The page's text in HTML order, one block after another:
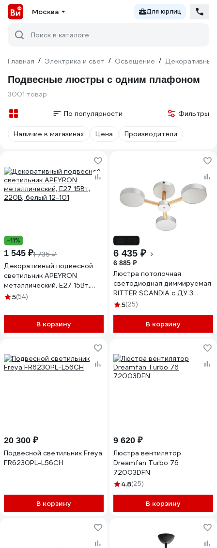
Москва Для юрлиц
Поиск в каталоге
Главная / Электрика и свет / Освещение / Декоративный
Подвесные люстры с одним плафоном
3001 товар
По популярности Фильтры
Наличие в магазинах Цена Производители
-11%
1 545 ₽1 735 ₽
Декоративный подвесной
светильник APEYRON
металлический, Е27 15Вт,
220В, белый 12-101
5(54)
В корзину
6 435 ₽
6 885 ₽
Люстра потолочная
светодиодная диммируемая
RITTER SCANDIA с ДУ 3
режима 520x170 45Вт
белый/дерево 51589 4
5(25)
В корзину
20 300 ₽
Подвесной светильник Freya
FR6230PL-L56CH
В корзину
9 620 ₽
Люстра вентилятор
Dreamfan Turbo 76
72003DFN
4.8(25)
В корзину